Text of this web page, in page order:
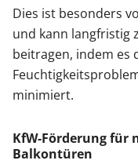
Dies ist besonders
und kann langfristig
beitragen, indem es
minimiert.
KfW-Förderung für
Balkontüren